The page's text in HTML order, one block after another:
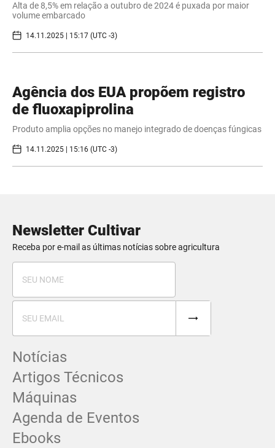
Alta de 8,5% em relação a outubro de 2024 é puxada por maior
volume embarcado
14.11.2025 | 15:17 (UTC -3)
Agência dos EUA propõem registro
de fluoxapiprolina
Produto amplia opções no manejo integrado de doenças fúngicas
14.11.2025 | 15:16 (UTC -3)
Newsletter Cultivar
Receba por e-mail as últimas notícias sobre agricultura
Notícias
Artigos Técnicos
Máquinas
Agenda de Eventos
Ebooks